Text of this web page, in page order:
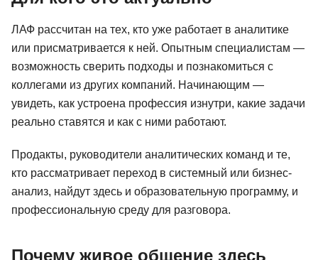
ЛАФ рассчитан на тех, кто уже работает в аналитике
или присматривается к ней. Опытным специалистам —
возможность сверить подходы и познакомиться с
коллегами из других компаний. Начинающим —
увидеть, как устроена профессия изнутри, какие задачи
реально ставятся и как с ними работают.
Продакты, руководители аналитических команд и те,
кто рассматривает переход в системный или бизнес-
анализ, найдут здесь и образовательную программу, и
профессиональную среду для разговора.
Почему живое общение здесь